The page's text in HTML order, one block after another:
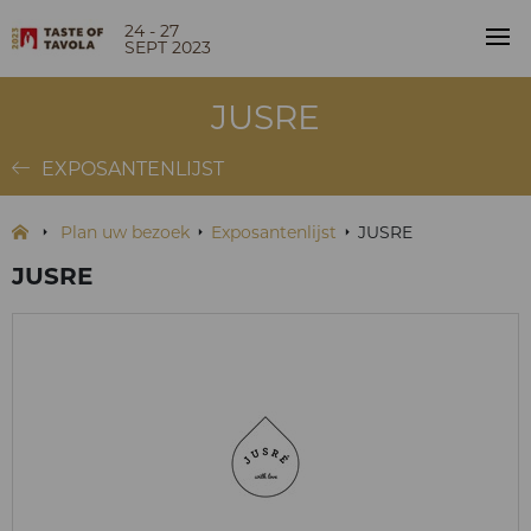
24 - 27
SEPT 2023
JUSRE
EXPOSANTENLIJST
Plan uw bezoek Exposantenlijst JUSRE
JUSRE